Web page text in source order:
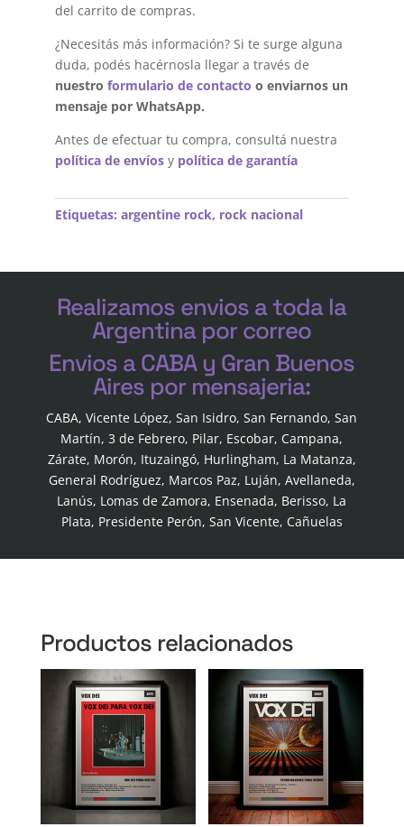
del carrito de compras.
¿Necesitás más información? Si te surge alguna
duda, podés hacérnosla llegar a través de
nuestro formulario de contacto o enviarnos un
mensaje por WhatsApp.
Antes de efectuar tu compra, consultá nuestra
política de envíosy política de garantía
Etiquetas: argentine rock, rock nacional
Realizamos envios a toda la
Argentina por correo
Envios a CABA y Gran Buenos
Aires por mensajeria:
CABA, Vicente López, San Isidro, San Fernando, San
Martín, 3 de Febrero, Pilar, Escobar, Campana,
Zárate, Morón, Ituzaingó, Hurlingham, La Matanza,
General Rodríguez, Marcos Paz, Luján, Avellaneda,
Lanús, Lomas de Zamora, Ensenada, Berisso, La
Plata, Presidente Perón, San Vicente, Cañuelas
Productos relacionados